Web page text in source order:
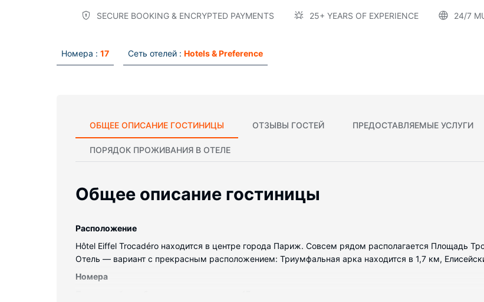
SECURE BOOKING & ENCRYPTED PAYMENTS 25+ YEARS OF EXPERIENCE 24/7
Номера : 17 Сеть отелей : Hotels & Preference
ОБЩЕЕ ОПИСАНИЕ ГОСТИНИЦЫ ОТЗЫВЫ ГОСТЕЙ ПРЕДОСТАВЛЯЕМЫЕ УСЛУГИ
ПОРЯДОК ПРОЖИВАНИЯ В ОТЕЛЕ
Общее описание гостиницы
Pасположение
Hôtel Eiffel Trocadéro находится в центре города Париж. Совсем рядом располагается Площадь
Отель — вариант с прекрасным расположением: Триумфальная арка находится в 1,7 км,
Номера